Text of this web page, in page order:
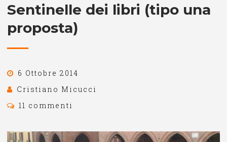
Sentinelle dei libri (tipo una
proposta)
6 Ottobre 2014
Cristiano Micucci
11 commenti